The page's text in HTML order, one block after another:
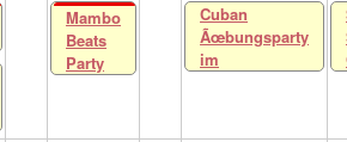
Mambo
Beats
Party
Cuban
Ãœbungsparty
im